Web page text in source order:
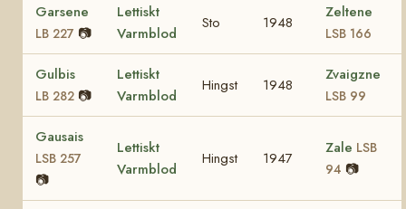
Garsene
LB 227 📷
Lettiskt
Varmblod
Sto 1948
Zeltene
LSB 166
Gulbis
LB 282 📷
Lettiskt
Varmblod
Hingst 1948
Zvaigzne
LSB 99
Gausais
LSB 257
📷
Lettiskt
Varmblod
Hingst 1947
Zale LSB
94 📷